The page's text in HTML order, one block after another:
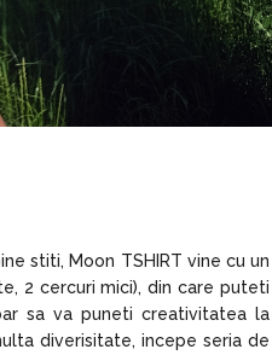
stiti, Moon TSHIRT vine cu un
2 cercuri mici), din care puteti
sa va puneti creativitatea la
diverisitate, incepe seria de